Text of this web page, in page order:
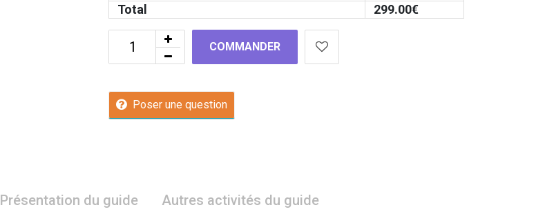
Total
299.00€
COMMANDER
Poser une question
Présentation du guide Autres activités du guide